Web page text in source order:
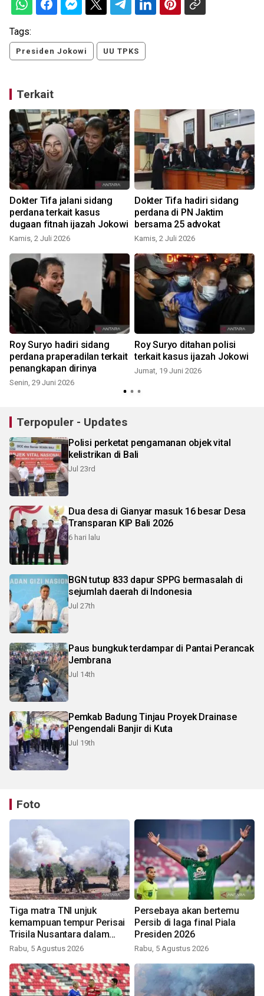
Tags:
Presiden Jokowi UU TPKS
Terkait
Dokter Tifa jalani sidang
perdana terkait kasus
dugaan fitnah ijazah Jokowi
Kamis, 2 Juli 2026
Dokter Tifa hadiri sidang
perdana di PN Jaktim
bersama 25 advokat
Kamis, 2 Juli 2026
Roy Suryo hadiri sidang
perdana praperadilan terkait
penangkapan dirinya
Senin, 29 Juni 2026
Roy Suryo ditahan polisi
terkait kasus ijazah Jokowi
Jumat, 19 Juni 2026
Terpopuler - Updates
Polisi perketat pengamanan objek vital
kelistrikan di Bali
Jul 23rd
Dua desa di Gianyar masuk 16 besar Desa
Transparan KIP Bali 2026
6 hari lalu
BGN tutup 833 dapur SPPG bermasalah di
sejumlah daerah di Indonesia
Jul 27th
Paus bungkuk terdampar di Pantai Perancak
Jembrana
Jul 14th
Pemkab Badung Tinjau Proyek Drainase
Pengendali Banjir di Kuta
Jul 19th
Foto
Tiga matra TNI unjuk
kemampuan tempur Perisai
Trisila Nusantara dalam
latihan di Kepri
Rabu, 5 Agustus 2026
Persebaya akan bertemu
Persib di laga final Piala
Presiden 2026
Rabu, 5 Agustus 2026